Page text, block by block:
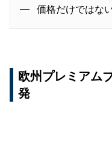
価格だけではな
欧州プレミアム
発